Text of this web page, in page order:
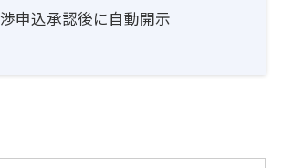
申込承認後に自動開示